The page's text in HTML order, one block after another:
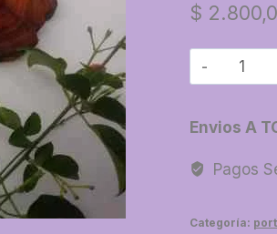
$
33-
Porta
Envios A
Pagos
Categoría: